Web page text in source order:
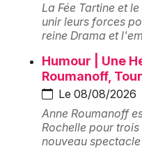
Salle de théâtre en
Salle de théâtre en
Newsletter des
La Fée Tartine et
unir leurs forces
reine Drama et
Humour | Une
Roumanoff,
Le 08/08/2026
Anne Roumanoff
Rochelle pour
nouveau